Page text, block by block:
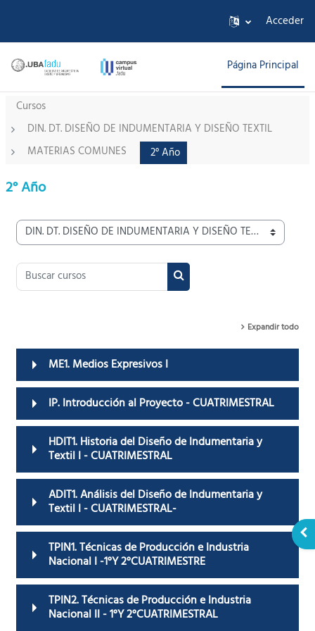
Acceder
Página Principal
Cursos
DIN. DT. DISEÑO DE INDUMENTARIA Y DISEÑO TEXTIL
MATERIAS COMUNES
2° Año
2° Año
Categorías
Buscar cursos
Buscar cursos
Expandir todo
ME1. Medios Expresivos I
IP. Introducción al Proyecto - CUATRIMESTRAL
HDIT1. Historia del Diseño de Indumentaria y
Textil I - CUATRIMESTRAL
ADIT1. Análisis del Diseño de Indumentaria y
Textil I - CUATRIMESTRAL-
TPIN1. Técnicas de Producción e Industria
Nacional I -1°Y 2°CUATRIMESTRE
TPIN2. Técnicas de Producción e Industria
Nacional II - 1°Y 2°CUATRIMESTRAL